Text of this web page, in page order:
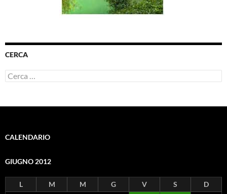
CERCA
Ricerca
per:
CALENDARIO
GIUGNO 2012
L M M G V S
D